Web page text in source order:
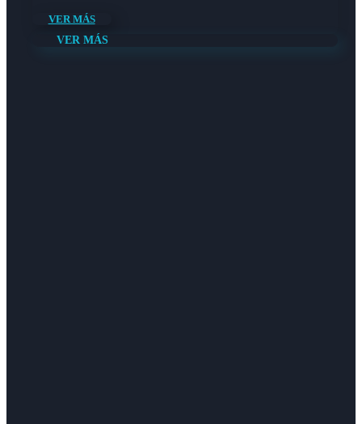
VER MÁS
VER MÁS